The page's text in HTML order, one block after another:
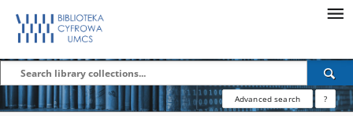
Advanced search ?